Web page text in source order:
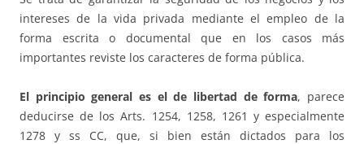
intereses de la vida privada mediante el empleo de la
forma escrita o documental que en los casos más
importantes reviste los caracteres de forma pública.
El principio general es el de libertad de forma, parece
deducirse de los Arts. 1254, 1258, 1261 y especialmente
1278 y ss CC, que, si bien están dictados para los